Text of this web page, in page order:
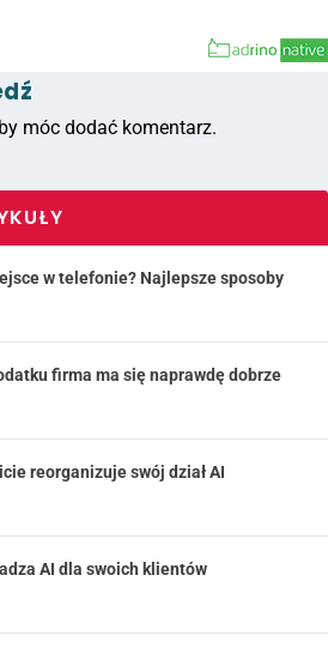
móc dodać komentarz.
w telefonie? Najlepsze sposoby
firma ma się naprawdę dobrze
reorganizuje swój dział AI
AI dla swoich klientów